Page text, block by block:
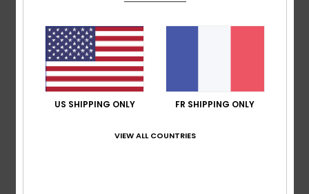
maximum de confort à l'intérieur et de résistance à
l'extérieur
4-way stretch
Modèle fabriqué à partir de bouteilles en plastique
recyclées
US SHIPPING ONLY FR SHIPPING ONLY
VIEW ALL COUNTRIES